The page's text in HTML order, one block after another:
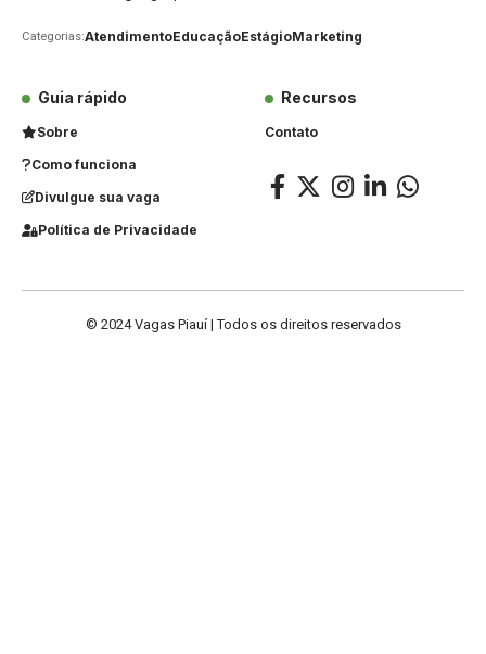
Categorias:AtendimentoEducaçãoEstágioMarketing
Guia rápido
Sobre
Como funciona
Divulgue sua vaga
Política de Privacidade
Recursos
Contato
© 2024 Vagas Piauí | Todos os direitos reservados